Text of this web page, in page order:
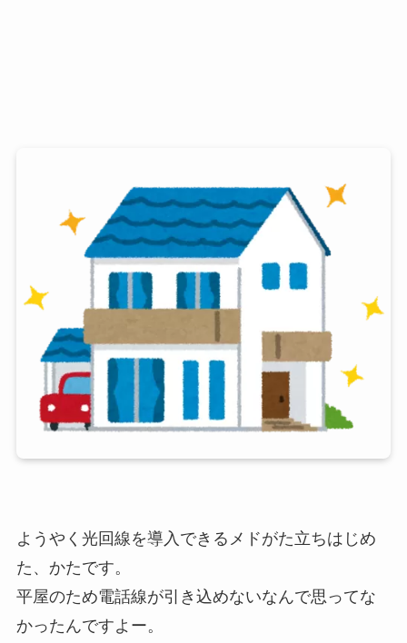
ようやく光回線を導入できるメドがた立ちはじめ
た、かたです。
平屋のため電話線が引き込めないなんで思ってな
かったんですよー。